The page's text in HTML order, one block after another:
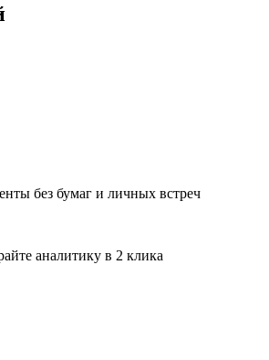
без бумаг и личных встреч
аналитику в 2 клика